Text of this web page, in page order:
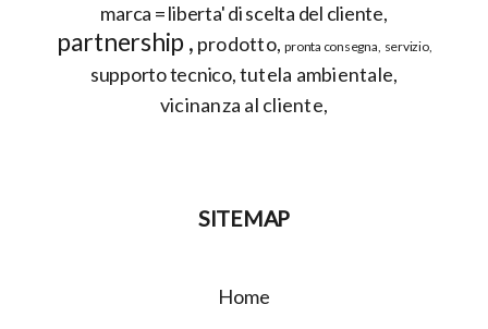
marca = liberta' di scelta del cliente
partnership prodotto pronta consegna servizio
supporto tecnico tutela ambientale
vicinanza al cliente
SITEMAP
Home